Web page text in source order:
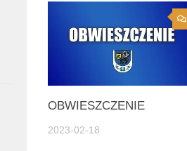
OBWIESZCZENIE
2023-02-18